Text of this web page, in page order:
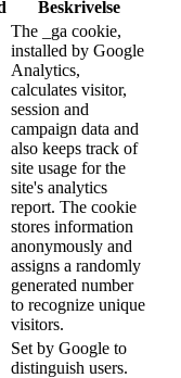
Beskrivelse
The _ga cookie,
installed by Google
Analytics,
calculates visitor,
session and
campaign data and
also keeps track of
site usage for the
site's analytics
report. The cookie
stores information
anonymously and
assigns a randomly
generated number
to recognize unique
visitors.
Set by Google to
distinguish users.